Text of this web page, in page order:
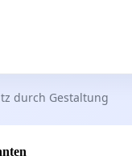
durch Gestaltung